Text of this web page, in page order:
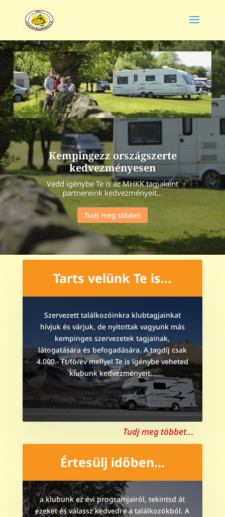
Kempingezz országszerte
kedvezményesen
Vedd igénybe Te is az MHKK tagjaként
partnereink kedvezményeit…
Tudj meg többet
Tarts velünk Te is…
Szervezett találkozóinkra klubtagjainkat
hívjuk és várjuk, de nyitottak vagyunk más
kempinges szervezetek tagjainak,
látogatására és befogadására. A tagdíj csak
4.000.- Ft/fő/év mellyel Te is igénybe veheted
klubunk kedvezményeit…
Tudj meg többet...
Értesülj időben…
a klubunk ez évi programjairól, tekintsd át
ezeket és válassz kedvedre a találkozókból. A